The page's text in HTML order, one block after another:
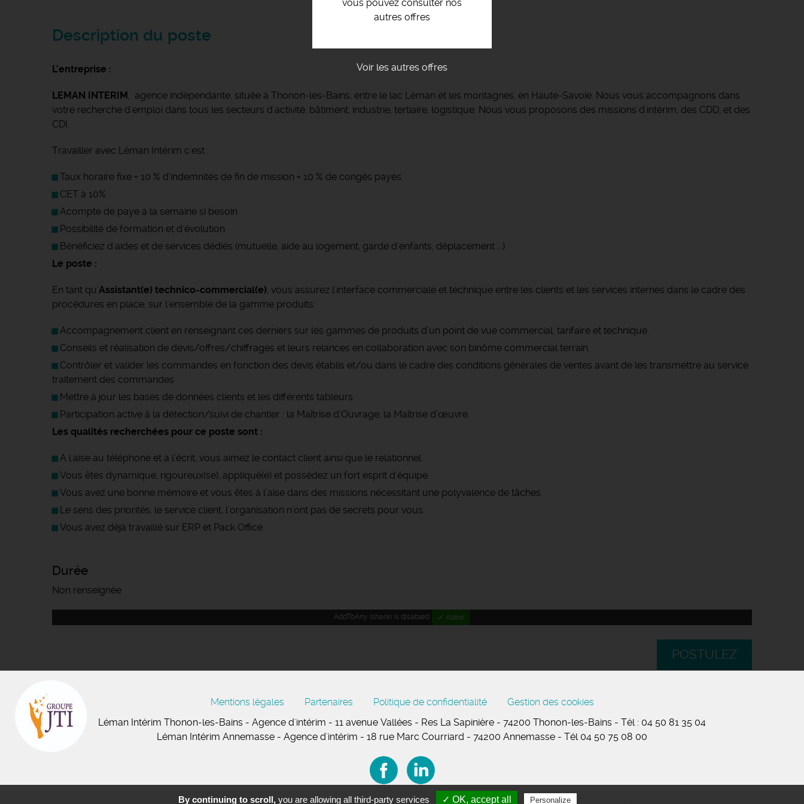
vous pouvez consulter nos
autres offres
Voir les autres offres
Description du poste
L'entreprise :
LEMAN INTERIM, agence indépendante, située à Thonon-les-Bains, entre le lac Léman et les montagnes, en Haute-Savoie. Nous vous accompagnons dans
votre recherche d'emploi dans tous les secteurs d'activité, bâtiment, industrie, tertiaire, logistique. Nous vous proposons des missions d'intérim, des CDD, et des
CDI.
Travailler avec Léman Intérim c'est :
Taux horaire fixe + 10 % d’indemnités de fin de mission + 10 % de congés payés
CET à 10%
Acompte de paye à la semaine si besoin
Possibilité de formation et d'évolution
Bénéficiez d'aides et de services dédiés (mutuelle, aide au logement, garde d'enfants, déplacement ...)
Le poste :
En tant qu’Assistant(e) technico-commercial(e), vous assurez l’interface commerciale et technique entre les clients et les services internes dans le cadre des
procédures en place, sur l’ensemble de la gamme produits:
Accompagnement client en renseignant ces derniers sur les gammes de produits d’un point de vue commercial, tarifaire et technique.
Conseils et réalisation de devis/offres/chiffrages et leurs relances en collaboration avec son binôme commercial terrain.
Contrôler et valider les commandes en fonction des devis établis et/ou dans le cadre des conditions générales de ventes avant de les transmettre au service
traitement des commandes
Mettre à jour les bases de données clients et les différents tableurs
Participation active à la détection/suivi de chantier : la Maîtrise d’Ouvrage, la Maîtrise d’œuvre.
Les qualités recherchées pour ce poste sont :
A l'aise au téléphone et à l’écrit, vous aimez le contact client ainsi que le relationnel.
Vous êtes dynamique, rigoureux(se), appliqué(e) et possédez un fort esprit d'équipe.
Vous avez une bonne mémoire et vous êtes à l’aise dans des missions nécessitant une polyvalence de tâches.
Le sens des priorités, le service client, l’organisation n’ont pas de secrets pour vous.
Vous avez déjà travaillé sur ERP et Pack Office.
Durée
Non renseignée
AddToAny (share) is disabled. ✓ Allow
POSTULEZ
Mentions légales Partenaires Politique de confidentialité
Gestion des cookies
Léman Intérim Thonon-les-Bains - Agence d'intérim - 11 avenue Vallées - Res La Sapinière - 74200 Thonon-les-Bains - Tél : 04 50 81 35 04
Léman Intérim Annemasse - Agence d'intérim - 18 rue Marc Courriard - 74200 Annemasse - Tél 04 50 75 08 00
By continuing to scroll, you are allowing all third-party services ✓ OK, accept all Personalize